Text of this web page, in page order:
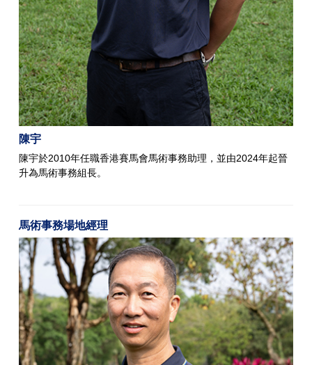
陳宇
陳宇於2010年任職香港賽馬會馬術事務助理，並由2024年起晉
升為馬術事務組長。
馬術事務場地經理